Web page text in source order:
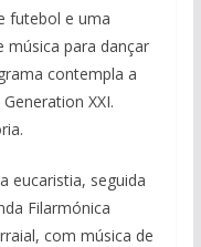
futebol e uma
música para dançar
contempla a
XXI.
eucaristia, seguida
Filarmónica
com música de